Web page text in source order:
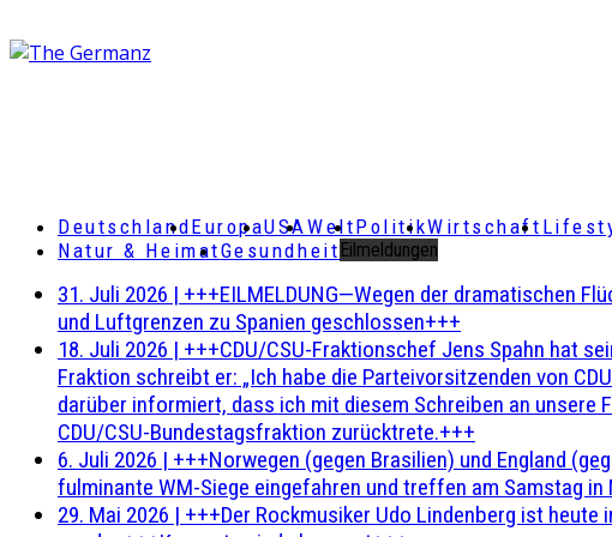
DeutschlandEuropaUSAWeltPolitikWirtschaft
Natur & HeimatGesundheit Eilmeldungen
31. Juli 2026 | +++EILMELDUNG—Wegen der dramatischen
und Luftgrenzen zu Spanien geschlossen+++
18. Juli 2026 | +++CDU/CSU-Fraktionschef Jens Spahn hat
Fraktion schreibt er: „Ich habe die Parteivorsitzenden von
darüber informiert, dass ich mit diesem Schreiben an unsere
CDU/CSU-Bundestagsfraktion zurücktrete.+++
6. Juli 2026 | +++Norwegen (gegen Brasilien) und England
fulminante WM-Siege eingefahren und treffen am Samstag
29. Mai 2026 | +++Der Rockmusiker Udo Lindenberg ist